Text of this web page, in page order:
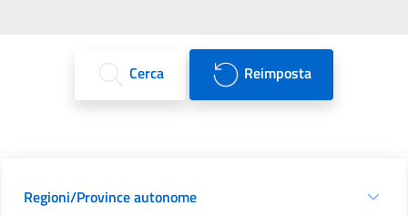
Cerca Reimposta
Regioni/Province autonome